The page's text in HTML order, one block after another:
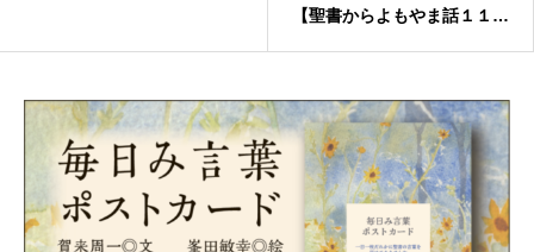
【聖書からよもやま話１１